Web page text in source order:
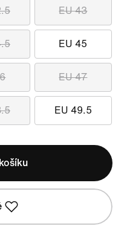
EU 43
EU 45
EU 47
EU 49.5